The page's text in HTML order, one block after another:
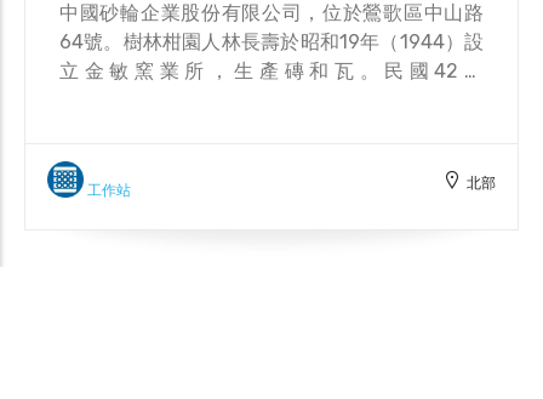
中國砂輪企業股份有限公司，位於鶯歌區中山路
64號。樹林柑園人林長壽於昭和19年（1944）設
立金敏窯業所，生產磚和瓦。民國42年
國砂輪企業股份有限公司。民國56年，與日本三
井金屬礦業株式會社技術合作，在技術上獲得極
工作站 北部